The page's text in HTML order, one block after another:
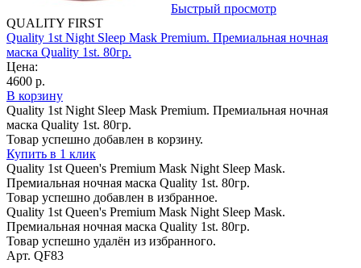
Быстрый просмотр
QUALITY FIRST
Quality 1st Night Sleep Mask Premium. Премиальная ночная
маска Quality 1st. 80гр.
Цена:
4600 р.
В корзину
Quality 1st Night Sleep Mask Premium. Премиальная ночная
маска Quality 1st. 80гр.
Товар успешно добавлен в корзину.
Купить в 1 клик
Quality 1st Queen's Premium Mask Night Sleep Mask.
Премиальная ночная маска Quality 1st. 80гр.
Товар успешно добавлен в избранное.
Quality 1st Queen's Premium Mask Night Sleep Mask.
Премиальная ночная маска Quality 1st. 80гр.
Товар успешно удалён из избранного.
Арт. QF83